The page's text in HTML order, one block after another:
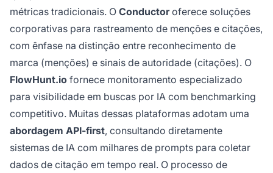
métricas tradicionais. O Conductoroferece soluções
corporativas para rastreamento de menções e citações,
com ênfase na distinção entre reconhecimento de
marca (menções) e sinais de autoridade (citações). O
FlowHunt.io fornece monitoramento especializado
para visibilidade em buscas por IA com benchmarking
competitivo. Muitas dessas plataformas adotam uma
abordagem API-first, consultando diretamente
sistemas de IA com milhares de prompts para coletar
dados de citação em tempo real. O processo de